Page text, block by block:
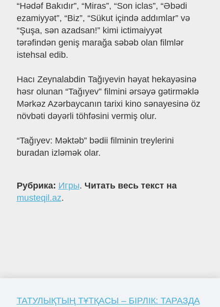
“Hədəf Bakıdır”, “Miras”, “Son iclas”, “Əbədi
ezamiyyət”, “Biz”, “Sükut içində addımlar” və
“Şuşa, sən azadsan!” kimi ictimaiyyət
tərəfindən geniş marağa səbəb olan filmlər
istehsal edib.
Hacı Zeynalabdin Tağıyevin həyat hekayəsinə
həsr olunan “Tağıyev” filmini ərsəyə gətirməklə
Mərkəz Azərbaycanın tarixi kino sənayesinə öz
növbəti dəyərli töhfəsini vermiş olur.
“Tağıyev: Məktəb” bədii filminin treylerini
buradan izləmək olar.
Рубрика: Игры. Читать весь текст на
musteqil.az.
ТАТУЛЫҚТЫҢ ТҰТҚАСЫ – БІРЛІК: ТАРАЗДА